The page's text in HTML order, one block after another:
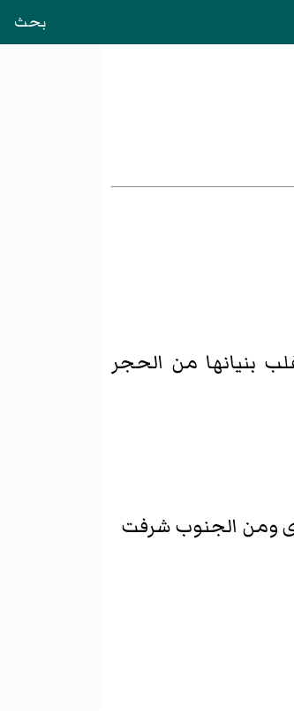
بحث
بنيانها من الحجر